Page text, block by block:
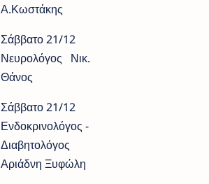
Α.Κωστάκης
Σάββατο 21/12
Νευρολόγος Νικ.
Θάνος
Σάββατο 21/12
Ενδοκρινολόγος -
Διαβητολόγος
Αριάδνη Ξυφώλη